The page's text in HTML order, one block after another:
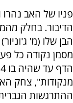
פניו של האב
הדיבור. בחלק
הבן שלו (מ'
מסמן נקודה כל
מנקודות", צחק
ההתרגשות